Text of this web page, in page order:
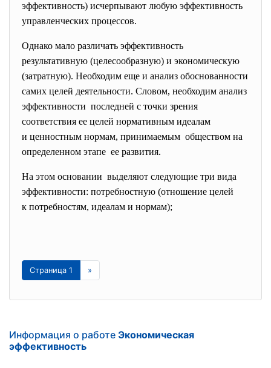
эффективность) исчерпывают любую эффективность
управленческих процессов.
Однако мало различать эффективность
результативную (целесообразную) и экономическую
(затратную). Необходим еще и анализ обоснованности
самих целей деятельности. Словом, необходим анализ
эффективности последней с точки зрения
соответствия ее целей нормативным идеалам
и ценностным нормам, принимаемым обществом на
определенном этапе ее развития.
На этом основании выделяют следующие три вида
эффективности: потребностную (отношение целей
к потребностям, идеалам и нормам);
Страница 1 »
Информация о работе Экономическая
эффективность